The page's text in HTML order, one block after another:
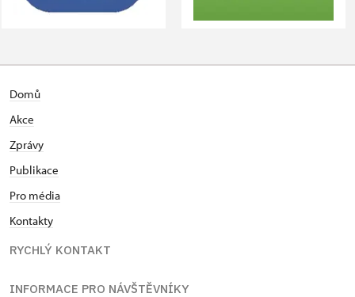
Domů
Akce
Zprávy
Publikace
Pro média
Kontakty
RYCHLÝ KONTAKT
INFORMACE PRO NÁVŠTĚVNÍKY